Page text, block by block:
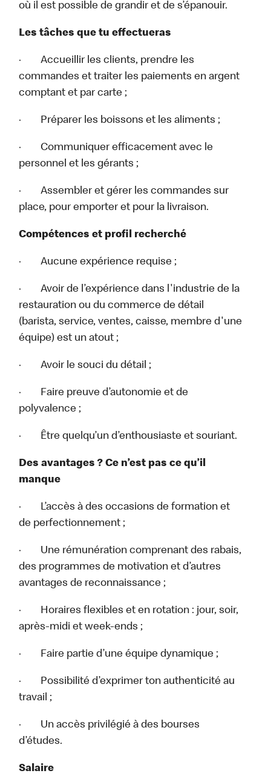
où il est possible de grandir et de s’épanouir.
Les tâches que tu effectueras
· Accueillir les clients, prendre les
commandes et traiter les paiements en argent
comptant et par carte ;
· Préparer les boissons et les aliments ;
· Communiquer efficacement avec le
personnel et les gérants ;
· Assembler et gérer les commandes sur
place, pour emporter et pour la livraison.
Compétences et profil recherché
· Aucune expérience requise ;
· Avoir de l’expérience dans l'industrie de la
restauration ou du commerce de détail
(barista, service, ventes, caisse, membre d'une
équipe) est un atout ;
· Avoir le souci du détail ;
· Faire preuve d’autonomie et de
polyvalence ;
· Être quelqu’un d’enthousiaste et souriant.
Des avantages ? Ce n’est pas ce qu’il
manque
· L’accès à des occasions de formation et
de perfectionnement ;
· Une rémunération comprenant des rabais,
des programmes de motivation et d’autres
avantages de reconnaissance ;
· Horaires flexibles et en rotation : jour, soir,
après-midi et week-ends ;
· Faire partie d’une équipe dynamique ;
· Possibilité d’exprimer ton authenticité au
travail ;
· Un accès privilégié à des bourses
d’études.
Salaire